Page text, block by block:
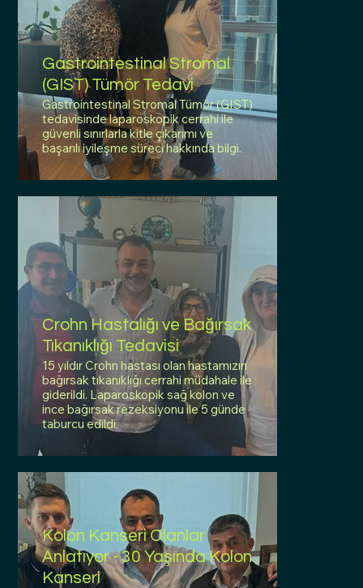
Gastrointestinal Stromal
(GIST) Tümör Tedavi
Gastrointestinal Stromal Tümör (GIST)
tedavisinde laparoskopik cerrahi ile
güvenli sınırlarla kitle çıkarımı ve
başarılı iyileşme süreci hakkında bilgi.
Crohn Hastalığı ve Bağırsak
Tıkanıklığı Tedavisi
15 yıldır Crohn hastası olan hastamızın
bağırsak tıkanıklığı cerrahi müdahale ile
giderildi. Laparoskopik sağ kolon ve
ince bağırsak rezeksiyonu ile 5 günde
taburcu edildi.
Kolon Kanseri Olanlar
Anlatıyor - 30 Yaşında Kolon
Kanseri